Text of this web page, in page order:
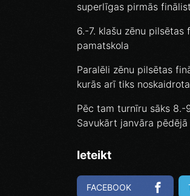
superlīgas pirmās
6.-7. klašu zēnu pilsētas
pamatskola
Paralēli zēnu pilsētas
kurās arī tiks
Pēc tam turnīru sāks 8.-
Savukārt janvāra
Ieteikt
FACEBOOK